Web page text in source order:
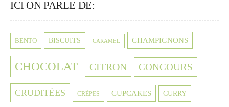
ICI ON PARLE DE:
BENTO BISCUITS CARAMEL CHAMPIGNONS
CHOCOLAT CITRON CONCOURS
CRUDITÉES CRÈPES CUPCAKES CURRY